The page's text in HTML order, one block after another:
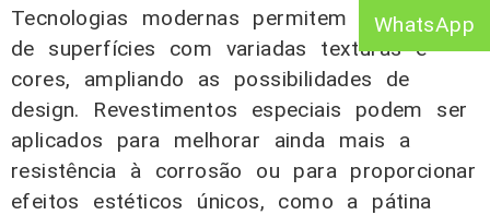
Tecnologias modernas permitem a criação
de superfícies com variadas texturas e
cores, ampliando as possibilidades de
design. Revestimentos especiais podem ser
aplicados para melhorar ainda mais a
resistência à corrosão ou para proporcionar
efeitos estéticos únicos, como a pátina
WhatsApp